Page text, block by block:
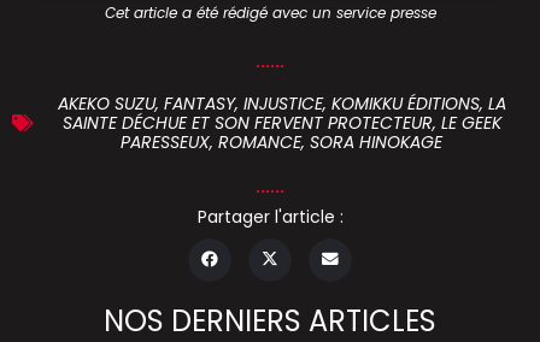
Cet article a été rédigé avec un service presse
AKEKO SUZU, FANTASY, INJUSTICE, KOMIKKU ÉDITIONS, LA
SAINTE DÉCHUE ET SON FERVENT PROTECTEUR, LE GEEK
PARESSEUX, ROMANCE, SORA HINOKAGE
Partager l'article :
NOS DERNIERS ARTICLES